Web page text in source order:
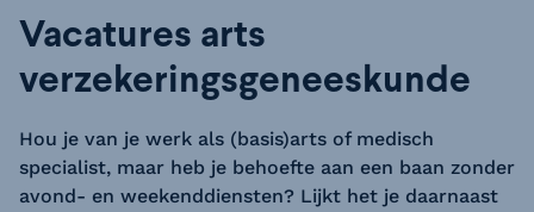
Vacatures arts
verzekeringsgeneeskunde
Hou je van je werk als (basis)arts of medisch
specialist, maar heb je behoefte aan een baan zonder
avond- en weekenddiensten? Lijkt het je daarnaast